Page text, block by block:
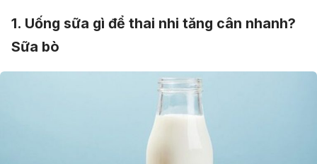
1. Uống sữa gì để thai nhi tăng cân nhanh?
Sữa bò